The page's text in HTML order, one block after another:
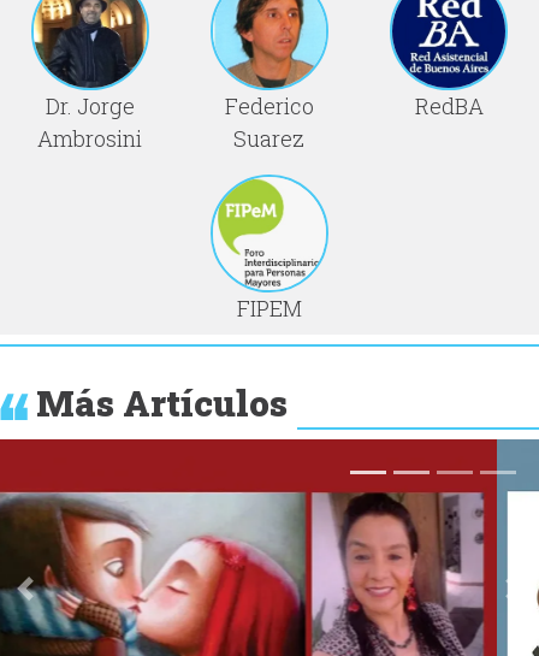
Dr. Jorge
Ambrosini
Federico
Suarez
RedBA
FIPEM
Más Artículos
Anterior